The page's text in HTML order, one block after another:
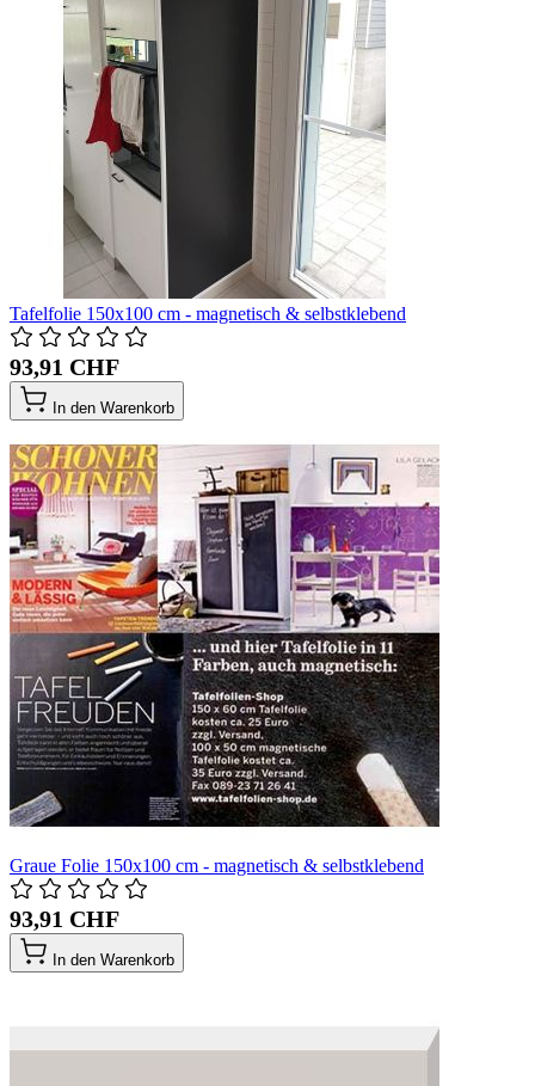
Tafelfolie 150x100 cm - magnetisch & selbstklebend
93,91 CHF
In den Warenkorb
Graue Folie 150x100 cm - magnetisch & selbstklebend
93,91 CHF
In den Warenkorb